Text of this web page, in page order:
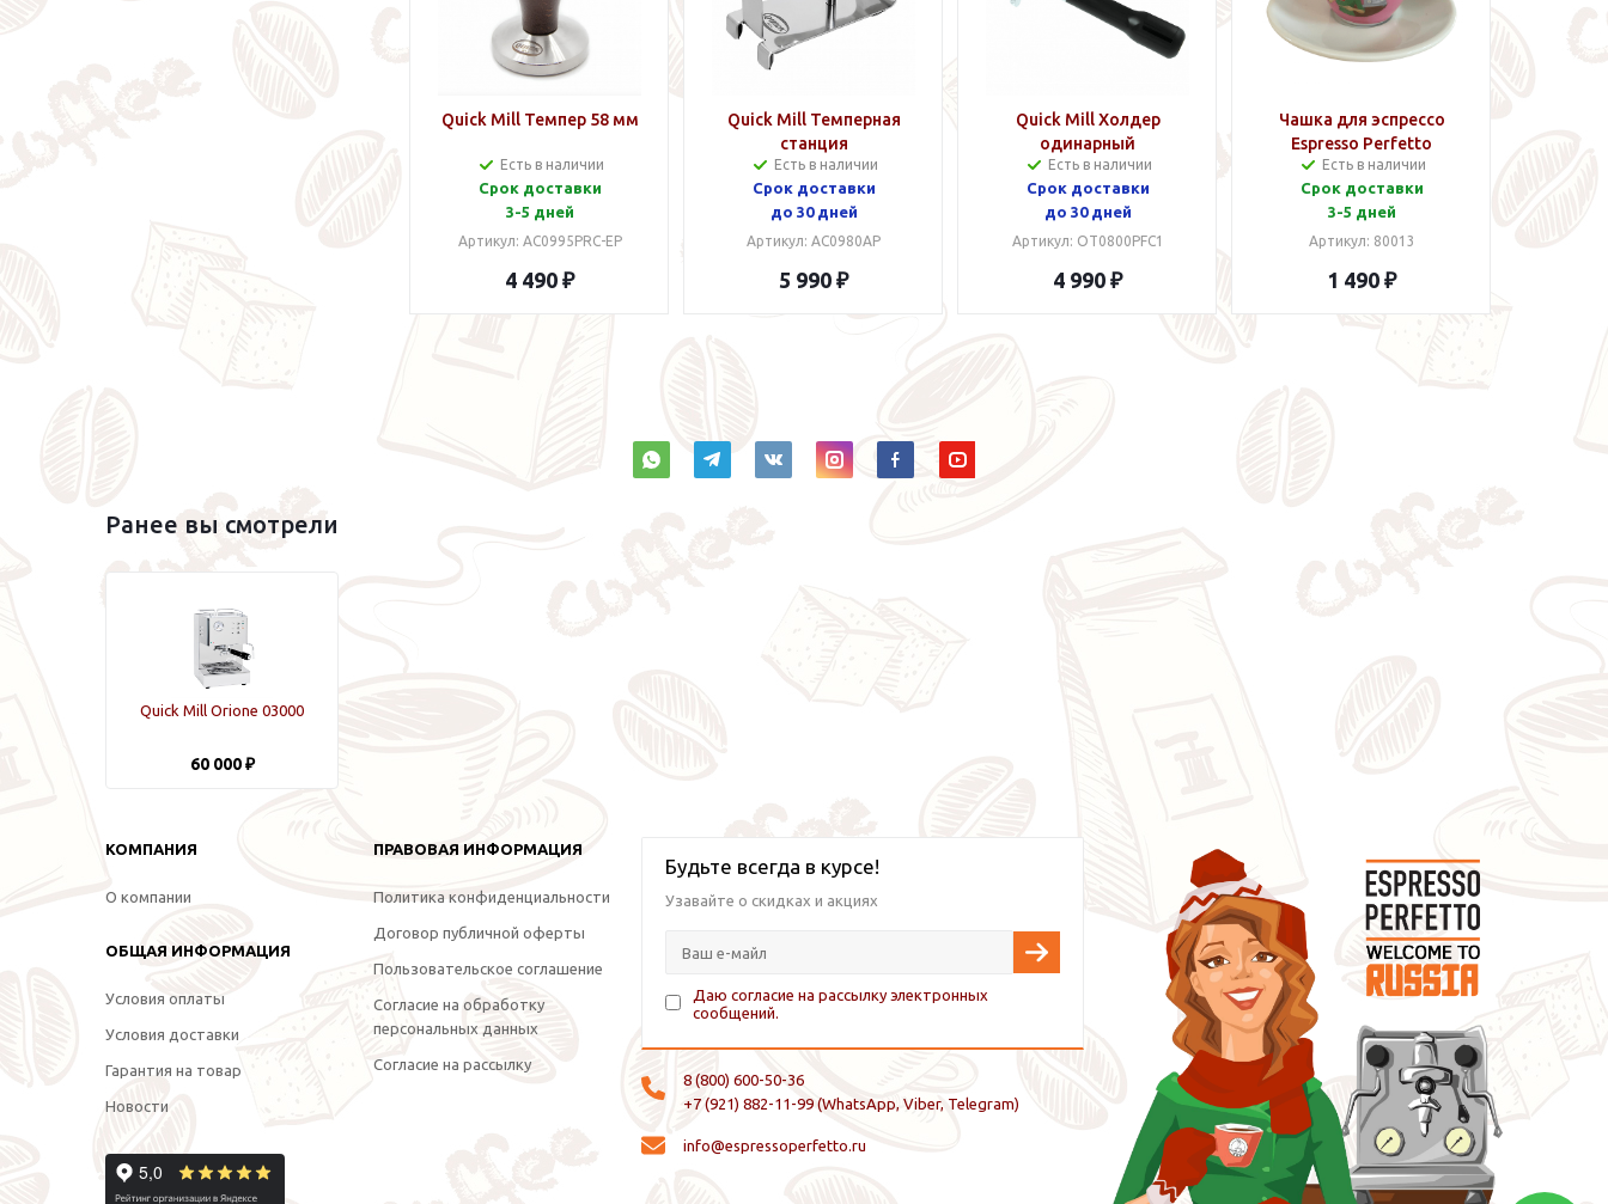
Quick Mill Темпер 58 мм
Есть в наличии
Срок доставки
3-5 дней
Артикул: AC0995PRC-EP
4 490 ₽
Quick Mill Темперная
станция
Есть в наличии
Срок доставки
до 30 дней
Артикул: AC0980AP
5 990 ₽
Quick Mill Холдер
одинарный
Есть в наличии
Срок доставки
до 30 дней
Артикул: OT0800PFC1
4 990 ₽
Чашка для эспрессо
Espresso Perfetto
Portofino 55 мл Розовая
Есть в наличии
Срок доставки
3-5 дней
Артикул: 80013
1 490 ₽
Ранее вы смотрели
Quick Mill Orione 03000
60 000 ₽
КОМПАНИЯ
О компании
ОБЩАЯ ИНФОРМАЦИЯ
Условия оплаты
Условия доставки
Гарантия на товар
Новости
ПРАВОВАЯ ИНФОРМАЦИЯ
Политика конфиденциальности
Договор публичной оферты
Пользовательское соглашение
Согласие на обработку
персональных данных
Согласие на рассылку
Будьте всегда в курсе!
Узавайте о скидках и акциях
Даю согласие на рассылку электронных
сообщений.
8 (800) 600-50-36
+7 (921) 882-11-99 (WhatsApp, Viber, Telegram)
info@espressoperfetto.ru